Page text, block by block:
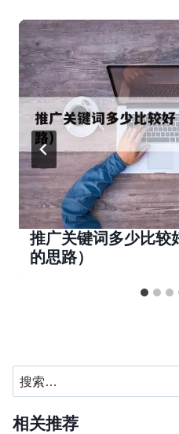
推广关键词多少比较
的思路）
搜
索：
相关推荐